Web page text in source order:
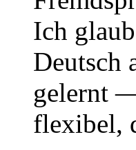
Ich
Deutsch
gelernt
flexibel,